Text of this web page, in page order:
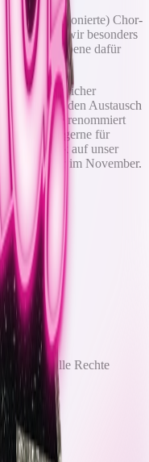
Chor-
sind wir besonders
Ebene dafür
wird sicher
sehr auf den Austausch
der Szene renommiert
wir gerne für
mit Blick auf unser
dieses Jahr im November.
Alle Rechte